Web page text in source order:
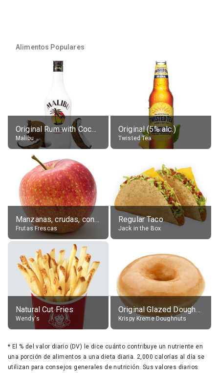
Alimentos Populares
Original Rum with Coconut Flavour (21% alc.)
Malibu
Original (5% alc.)
Twisted Tea
Manzanas, crudas, con piel
Frutas Frescas
Regular Taco
Jack in the Box
Natural Cut Fries
Wendy's
Original Glazed Doughnut
Krispy Kreme Doughnuts
* El % del valor diario (DV) le dice cuánto contribuye un nutriente en
una porción de alimentos a una dieta diaria. 2,000 calorías al día se
utilizan para consejos generales de nutrición. Sus valores diarios